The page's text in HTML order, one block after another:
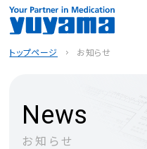
トップページ お知らせ
News
お知らせ